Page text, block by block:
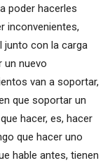
poder hacerles
inconvenientes,
junto con la carga
un nuevo
van a soportar,
que soportar un
hacer, es, hacer
que hacer uno
hable antes, tienen